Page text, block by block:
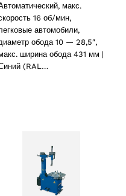
макс.
16 об/мин,
автомобили,
обода 10 — 28,5″,
ширина обода 431 мм |
(RAL…